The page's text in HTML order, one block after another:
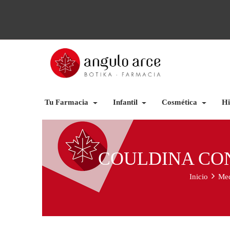
Tu Farmacia Infantil Cosmética
COULDINA
Inicio